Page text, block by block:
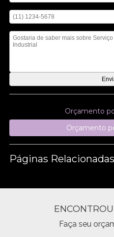
Orçamento
Orçamento
Páginas
Faça seu